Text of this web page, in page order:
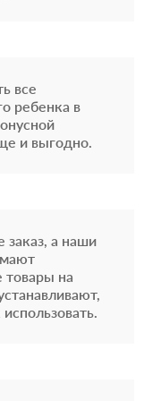
все
ребенка в
и выгодно.
заказ, а наши
товары на